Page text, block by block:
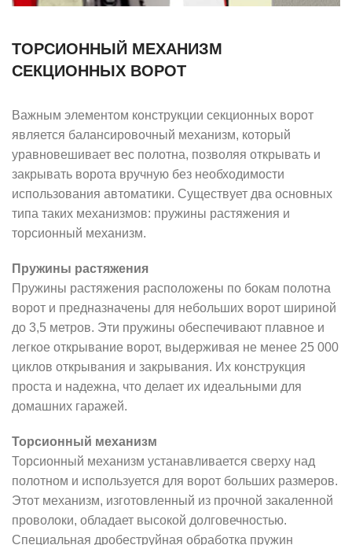
ТОРСИОННЫЙ МЕХАНИЗМ
СЕКЦИОННЫХ ВОРОТ
Важным элементом конструкции секционных ворот
является балансировочный механизм, который
уравновешивает вес полотна, позволяя открывать и
закрывать ворота вручную без необходимости
использования автоматики. Существует два основных
типа таких механизмов: пружины растяжения и
торсионный механизм.
Пружины растяжения
Пружины растяжения расположены по бокам полотна
ворот и предназначены для небольших ворот шириной
до 3,5 метров. Эти пружины обеспечивают плавное и
легкое открывание ворот, выдерживая не менее 25 000
циклов открывания и закрывания. Их конструкция
проста и надежна, что делает их идеальными для
домашних гаражей.
Торсионный механизм
Торсионный механизм устанавливается сверху над
полотном и используется для ворот больших размеров.
Этот механизм, изготовленный из прочной закаленной
проволоки, обладает высокой долговечностью.
Специальная дробеструйная обработка пружин